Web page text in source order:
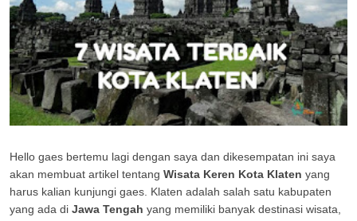
Hello gaes bertemu lagi dengan saya dan dikesempatan ini saya
akan membuat artikel tentang Wisata Keren Kota Klaten yang
harus kalian kunjungi gaes. Klaten adalah salah satu kabupaten
yang ada di Jawa Tengah yang memiliki banyak destinasi wisata,